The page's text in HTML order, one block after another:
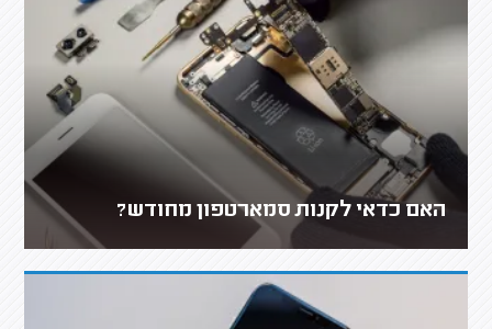
האם כדאי לקנות סמארטפון מחודש?